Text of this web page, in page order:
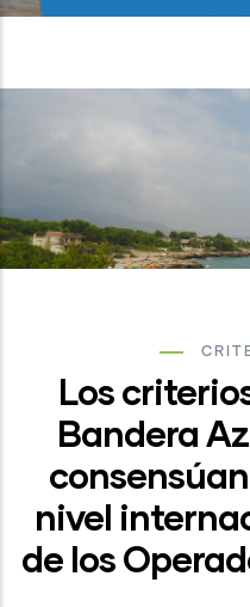
Los
Bandera
nivel
de los